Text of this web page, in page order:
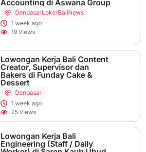
Accounting di Aswana Group
DenpasarLokerBaliNews
1 week ago
19 Views
Lowongan Kerja Bali Content
Creator, Supervisor dan
Bakers di Funday Cake &
Dessert
Denpasar
1 week ago
25 Views
Lowongan Kerja Bali
Engineering (Staff / Daily